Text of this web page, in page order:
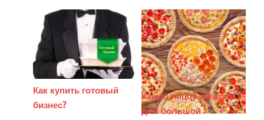
Как купить готовый
бизнес?
Какую пиццу заказать
для большой